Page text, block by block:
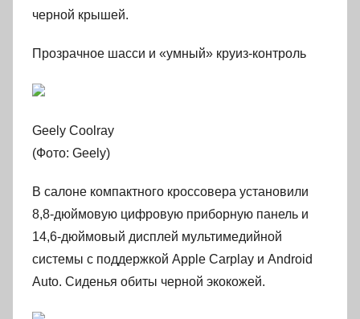
черной крышей.
Прозрачное шасси и «умный» круиз-контроль
Geely Coolray
(Фото: Geely)
В салоне компактного кроссовера установили
8,8-дюймовую цифровую приборную панель и
14,6-дюймовый дисплей мультимедийной
системы с поддержкой Apple Carplay и Android
Auto. Сиденья обиты черной экокожей.